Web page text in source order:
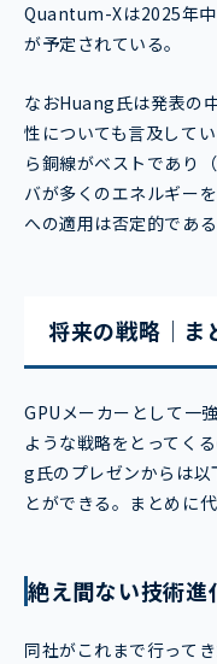
Quantum-Xは2025年
が予定されている。
なおHuang氏は発表の
性についても言及して
ら銅線がベストであり
バが多くのエネルギー
への適用は否定的である
将来の戦略｜ま
GPUメーカーとして一
ような戦略をとってく
g氏のプレゼンからは
とができる。まとめに
絶え間ない技術
同社がこれまで行って